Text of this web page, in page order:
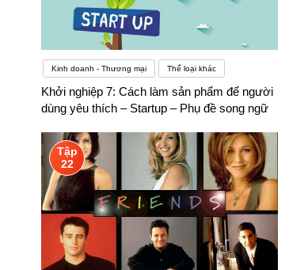
Kinh doanh - Thương mại Thể loại khác
Khởi nghiệp 7: Cách làm sản phẩm để người
dùng yêu thích – Startup – Phụ đề song ngữ
Tập
22